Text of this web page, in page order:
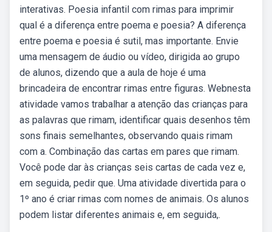
interativas. Poesia infantil com rimas para imprimir
qual é a diferença entre poema e poesia? A diferença
entre poema e poesia é sutil, mas importante. Envie
uma mensagem de áudio ou vídeo, dirigida ao grupo
de alunos, dizendo que a aula de hoje é uma
brincadeira de encontrar rimas entre figuras. Webnesta
atividade vamos trabalhar a atenção das crianças para
as palavras que rimam, identificar quais desenhos têm
sons finais semelhantes, observando quais rimam
com a. Combinação das cartas em pares que rimam.
Você pode dar às crianças seis cartas de cada vez e,
em seguida, pedir que. Uma atividade divertida para o
1º ano é criar rimas com nomes de animais. Os alunos
podem listar diferentes animais e, em seguida,.